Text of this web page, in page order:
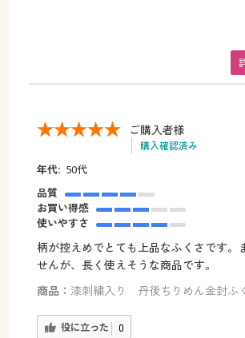
ご購入者様
購入確認済み
年代: 50代
品質
お買い得感
使いやすさ
柄が控えめでとても上品なふくさです。
せんが、長く使えそうな商品です。
商品： 漆刺繍入り 丹後ちりめん金封ふ
役に立った 0